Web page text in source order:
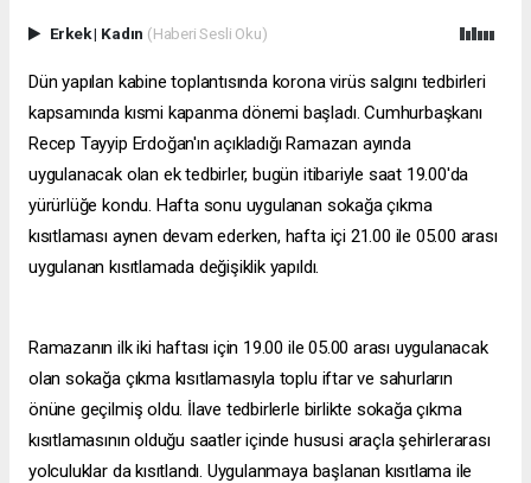
Erkek| Kadın (Haberi Sesli Oku)
Dün yapılan kabine toplantısında korona virüs salgını tedbirleri
kapsamında kısmi kapanma dönemi başladı. Cumhurbaşkanı
Recep Tayyip Erdoğan'ın açıkladığı Ramazan ayında
uygulanacak olan ek tedbirler, bugün itibariyle saat 19.00'da
yürürlüğe kondu. Hafta sonu uygulanan sokağa çıkma
kısıtlaması aynen devam ederken, hafta içi 21.00 ile 05.00 arası
uygulanan kısıtlamada değişiklik yapıldı.
Ramazanın ilk iki haftası için 19.00 ile 05.00 arası uygulanacak
olan sokağa çıkma kısıtlamasıyla toplu iftar ve sahurların
önüne geçilmiş oldu. İlave tedbirlerle birlikte sokağa çıkma
kısıtlamasının olduğu saatler içinde hususi araçla şehirlerarası
yolculuklar da kısıtlandı. Uygulanmaya başlanan kısıtlama ile